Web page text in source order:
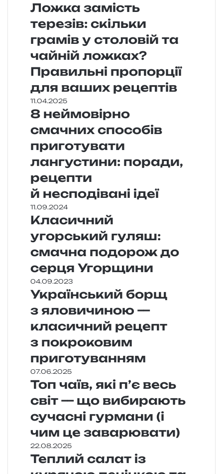
Ложка замість
терезів: скільки
грамів у столовій та
чайній ложках?
Правильні пропорції
для ваших рецептів
11.04.2025
8 неймовірно
смачних способів
приготувати
лангустини: поради,
рецепти
й несподівані ідеї
11.09.2024
Класичний
угорський гуляш:
смачна подорож до
серця Угорщини
04.09.2023
Український борщ
з яловичиною —
класичний рецепт
з покроковим
приготуванням
07.06.2025
Топ чаїв, які п’є весь
світ — що вибирають
сучасні гурмани (і
чим це заварювати)
22.08.2025
Теплий салат із